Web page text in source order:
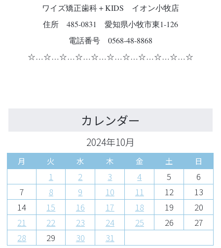
ワイズ矯正歯科＋KIDS イオン小牧店
住所 485-0831 愛知県小牧市東1-126
電話番号 0568-48-8868
☆…☆…☆…☆…☆…☆…☆…☆…☆…☆…☆
カレンダー
2024年10月
月 火 水 木 金 土 日
1 2 3 4 5
6
7
8 9 10 11 12
13
14
15 16 17 18 19
20
21
22 23 24 25 26
27
28
29 30 31